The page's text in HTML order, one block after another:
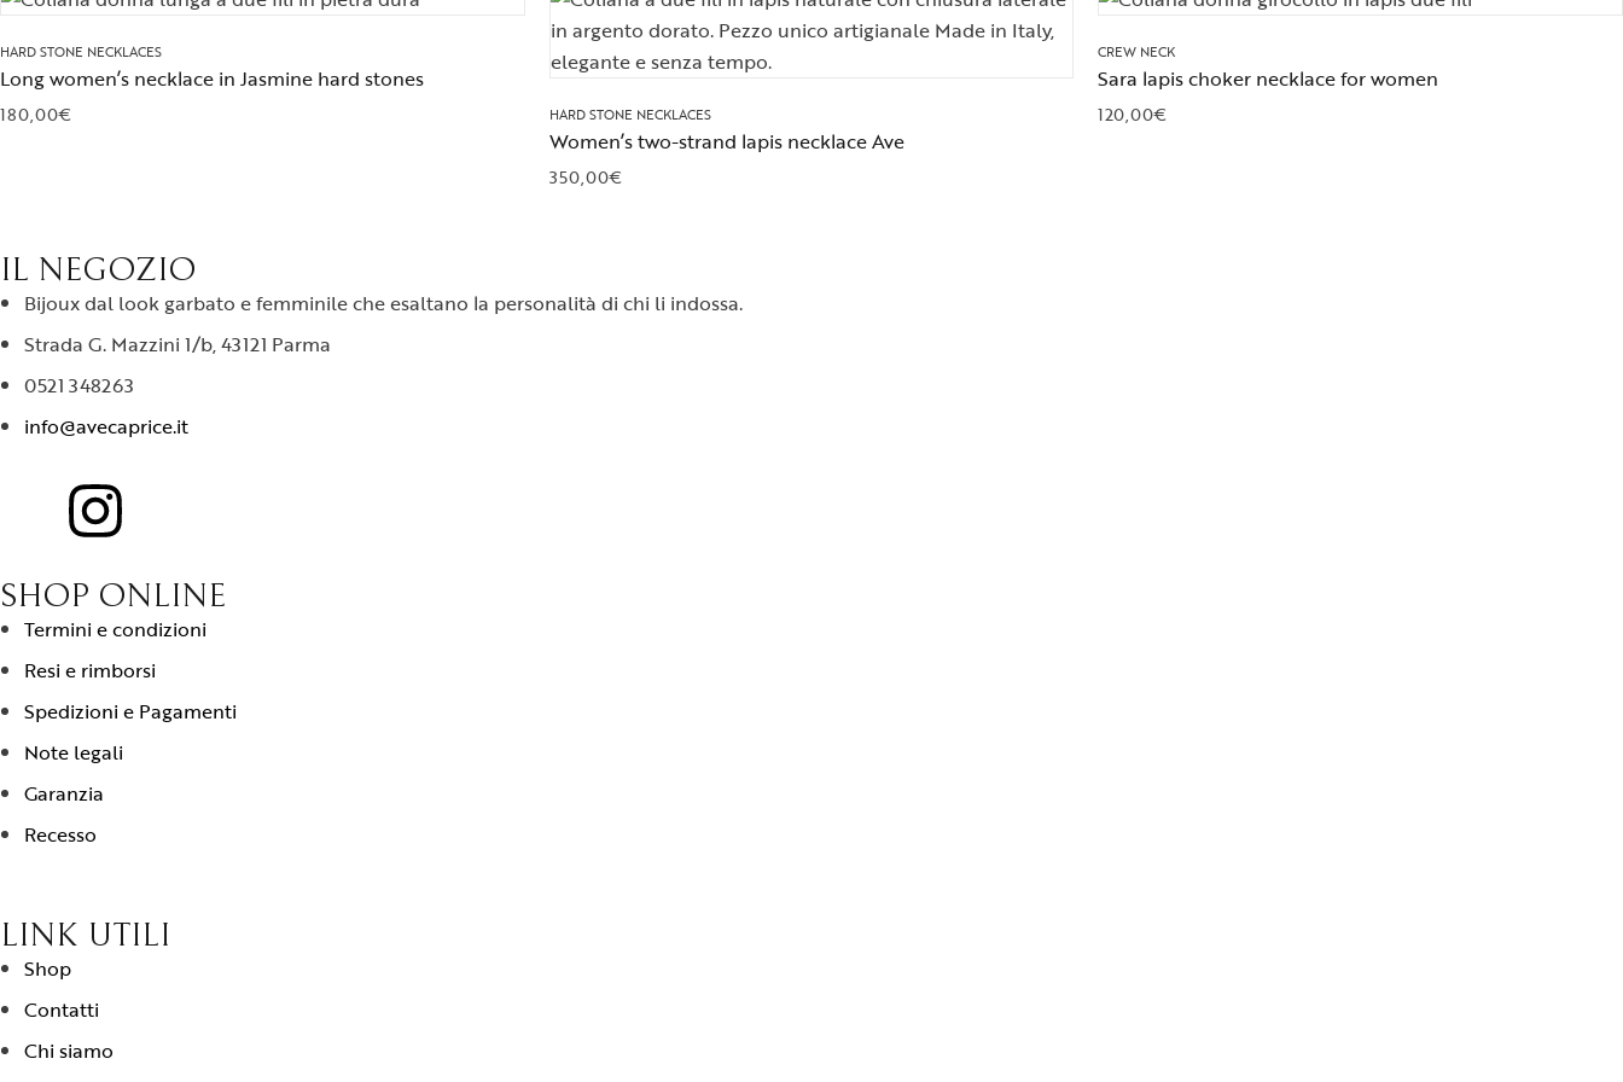
HARD STONE NECKLACES
Long women’s necklace in Jasmine hard stones
180,00€ HARD STONE NECKLACES
Women’s two-strand lapis necklace Ave
350,00€
CREW NECK
Sara lapis choker necklace for women
120,00€
IL NEGOZIO
Bijoux dal look garbato e femminile che esaltano la personalità di chi li indossa.
Strada G. Mazzini 1/b, 43121 Parma
0521 348263
info@avecaprice.it
SHOP ONLINE
Termini e condizioni
Resi e rimborsi
Spedizioni e Pagamenti
Note legali
Garanzia
Recesso
LINK UTILI
Shop
Contatti
Chi siamo